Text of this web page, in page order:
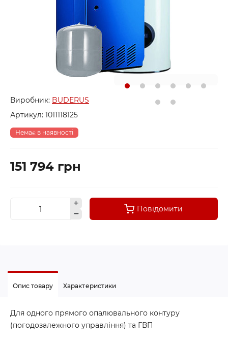
Виробник: BUDERUS
Артикул: 1011118125
Немає в наявності
151 794 грн
Повідомити
Опис товару Характеристики
Для одного прямого опалювального контуру
(погодозалежного управління) та ГВП